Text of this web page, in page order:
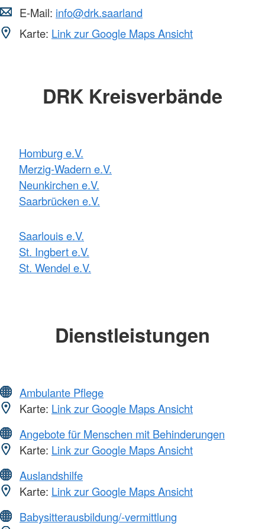
E-Mail: info@drk.saarland
Karte: Link zur Google Maps Ansicht
DRK Kreisverbände
Homburg e.V.
Merzig-Wadern e.V.
Neunkirchen e.V.
Saarbrücken e.V.
Saarlouis e.V.
St. Ingbert e.V.
St. Wendel e.V.
Dienstleistungen
Ambulante Pflege
Karte: Link zur Google Maps Ansicht
Angebote für Menschen mit Behinderungen
Karte: Link zur Google Maps Ansicht
Auslandshilfe
Karte: Link zur Google Maps Ansicht
Babysitterausbildung/-vermittlung